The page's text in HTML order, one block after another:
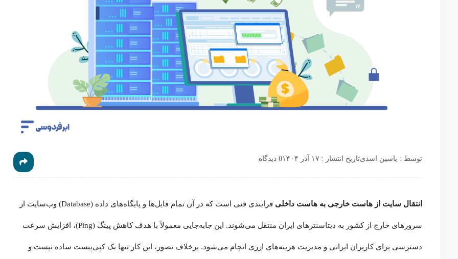
توسط : یاسین اسدیتاریخ انتشار : ۱۷ آذر ۱۴۰۴ 0 دیدگاه
انتقال سایت از هاست خارجی به هاست داخلی فرایندی فنی است که در آن تمام فایل‌ها و پایگاه‌های داده (Database) وب‌سایت از
سرورهای خارج از کشور به دیتاسنترهای ایران منتقل می‌شوند. این جابه‌جایی معمولاً با هدف کاهش پینگ (Ping)، افزایش سرعت
دسترسی برای کاربران ایرانی و مدیریت هزینه‌های ارزی انجام می‌شود. برخلاف تصور، این کار تنها یک کپی‌پیست ساده نیست و